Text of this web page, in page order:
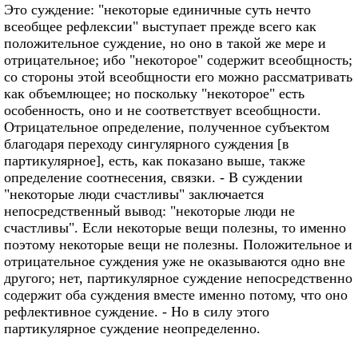
Это суждение: "некоторые единичные суть нечто
всеобщее рефлексии" выступает прежде всего как
положительное суждение, но оно в такой же мере и
отрицательное; ибо "некоторое" содержит всеобщность;
со стороны этой всеобщности его можно рассматривать
как объемлющее; но поскольку "некоторое" есть
особенность, оно и не соответствует всеобщности.
Отрицательное определение, полученное субъектом
благодаря переходу сингулярного суждения [в
партикулярное], есть, как показано выше, также
определение соотнесения, связки. - В суждении
"некоторые люди счастливы" заключается
непосредственный вывод: "некоторые люди не
счастливы". Если некоторые вещи полезны, то именно
поэтому некоторые вещи не полезны. Положительное и
отрицательное суждения уже не оказываются одно вне
другого; нет, партикулярное суждение непосредственно
содержит оба суждения вместе именно потому, что оно
рефлективное суждение. - Но в силу этого
партикулярное суждение неопределенно.